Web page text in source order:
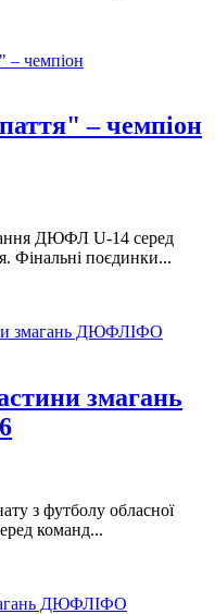
– чемпіон
ДЮФЛ U-14 серед
Фінальні поєдинки...
змагань
з футболу обласної
команд...